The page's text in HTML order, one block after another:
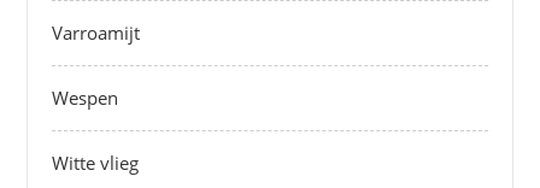
Varroamijt
Wespen
Witte vlieg